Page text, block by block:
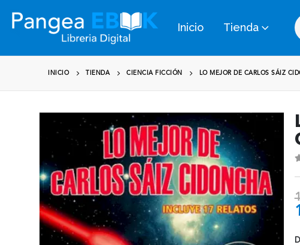
Inicio Tienda
INICIO TIENDA CIENCIA FICCIÓN LO MEJOR DE CARLOS SÁIZ